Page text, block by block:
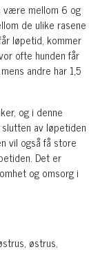
være mellom 6 og
de ulike rasene
løpetid, kommer
ofte hunden får
andre har 1,5
og i denne
av løpetiden
vil også få store
Det er
og omsorg i
østrus,